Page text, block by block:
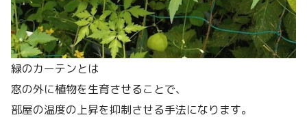
緑のカーテンとは
窓の外に植物を生育させることで、
部屋の温度の上昇を抑制させる手法になります。